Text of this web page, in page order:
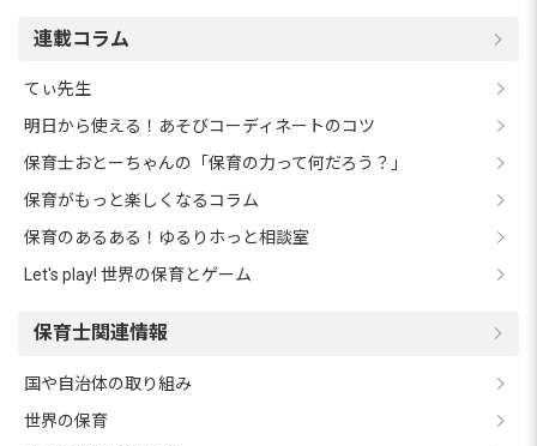
連載コラム
てぃ先生
明日から使える！あそびコーディネートのコツ
保育士おとーちゃんの「保育の力って何だろう？」
保育がもっと楽しくなるコラム
保育のあるある！ゆるりホっと相談室
Let's play! 世界の保育とゲーム
保育士関連情報
国や自治体の取り組み
世界の保育